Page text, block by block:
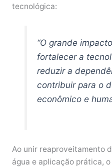
tecnológica:
“O grande
fortalecer a
reduzir a
contribuir para o
econômico e
Ao unir reaproveitamento
água e aplicação prática,